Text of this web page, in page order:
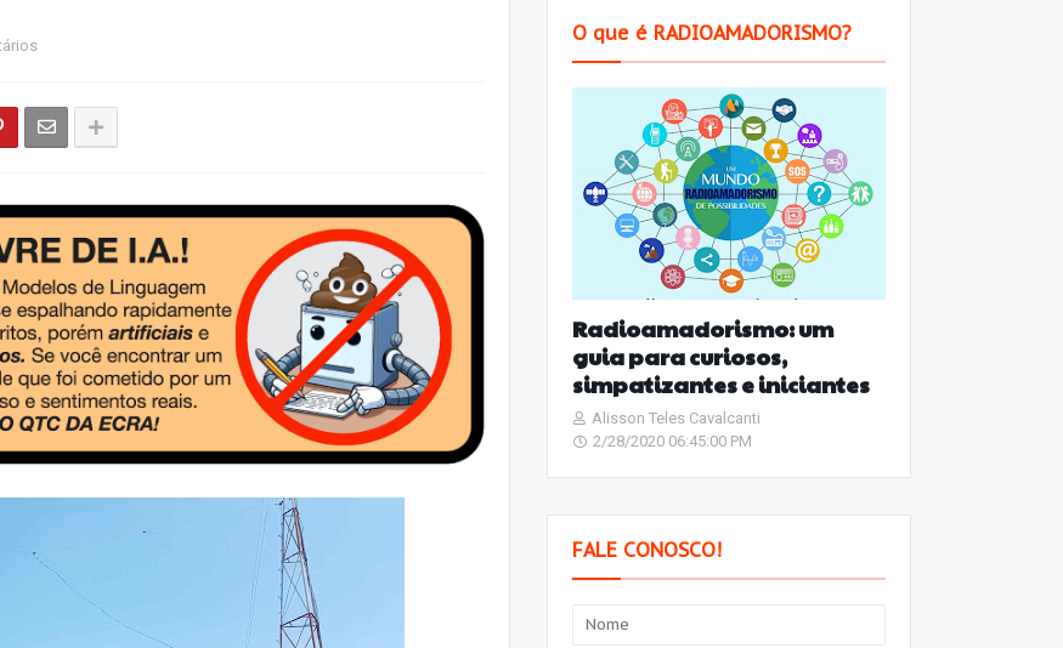
O que é RADIOAMADORISMO?
Radioamadorismo: um
guia para curiosos,
simpatizantes e iniciantes
Alisson Teles Cavalcanti
2/28/2020 06:45:00 PM
FALE CONOSCO!